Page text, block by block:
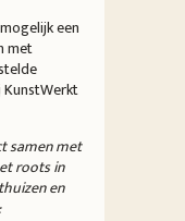
een
met
samen met
roots in
en